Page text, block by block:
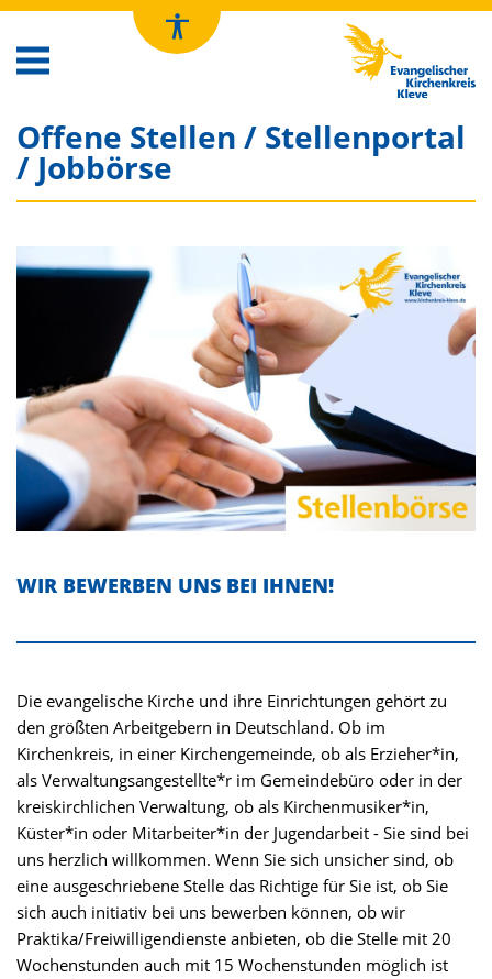
Kirchenkreis Kleve
Offene Stellen / Stellenportal
/ Jobbörse
WIR BEWERBEN UNS BEI IHNEN!
Die evangelische Kirche und ihre Einrichtungen gehört zu
den größten Arbeitgebern in Deutschland. Ob im
Kirchenkreis, in einer Kirchengemeinde, ob als Erzieher*in,
als Verwaltungsangestellte*r im Gemeindebüro oder in der
kreiskirchlichen Verwaltung, ob als Kirchenmusiker*in,
Küster*in oder Mitarbeiter*in der Jugendarbeit - Sie sind bei
uns herzlich willkommen. Wenn Sie sich unsicher sind, ob
eine ausgeschriebene Stelle das Richtige für Sie ist, ob Sie
sich auch initiativ bei uns bewerben können, ob wir
Praktika/Freiwilligendienste anbieten, ob die Stelle mit 20
Wochenstunden auch mit 15 Wochenstunden möglich ist